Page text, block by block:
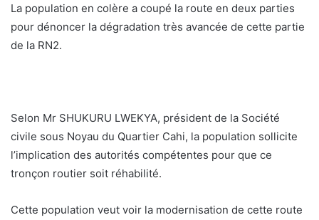
La population en colère a coupé la route en deux parties
pour dénoncer la dégradation très avancée de cette partie
de la RN2.
Selon Mr SHUKURU LWEKYA, président de la Société
civile sous Noyau du Quartier Cahi, la population sollicite
l’implication des autorités compétentes pour que ce
tronçon routier soit réhabilité.
Cette population veut voir la modernisation de cette route